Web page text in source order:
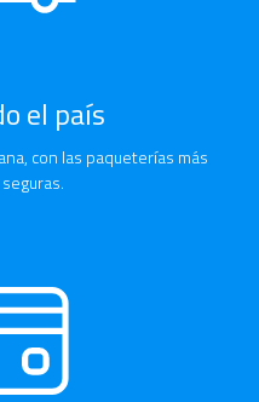
el país
con las paqueterías más